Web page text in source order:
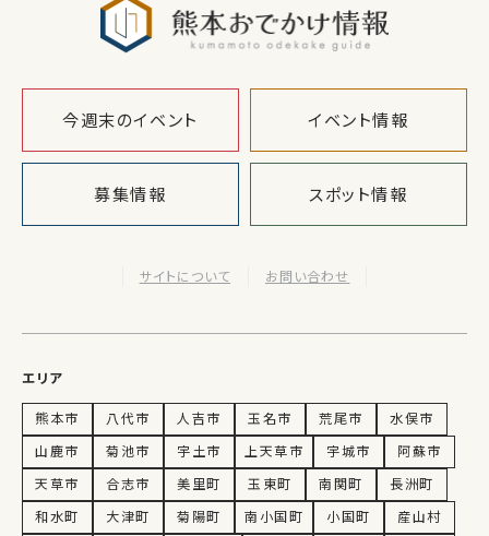
今週末のイベント イベント情報
募集情報 スポット情報
サイトについて お問い合わせ
エリア
熊本市 八代市 人吉市 玉名市 荒尾市
水俣市
山鹿市
菊池市 宇土市 上天草市 宇城市
阿蘇市
天草市
合志市 美里町 玉東町 南関町
長洲町
和水町
大津町 菊陽町 南小国町 小国町
産山村